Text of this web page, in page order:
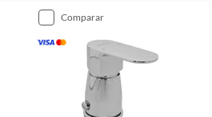
comparar